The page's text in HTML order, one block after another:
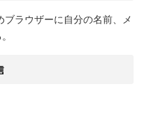
ラウザーに自分の名前、メ